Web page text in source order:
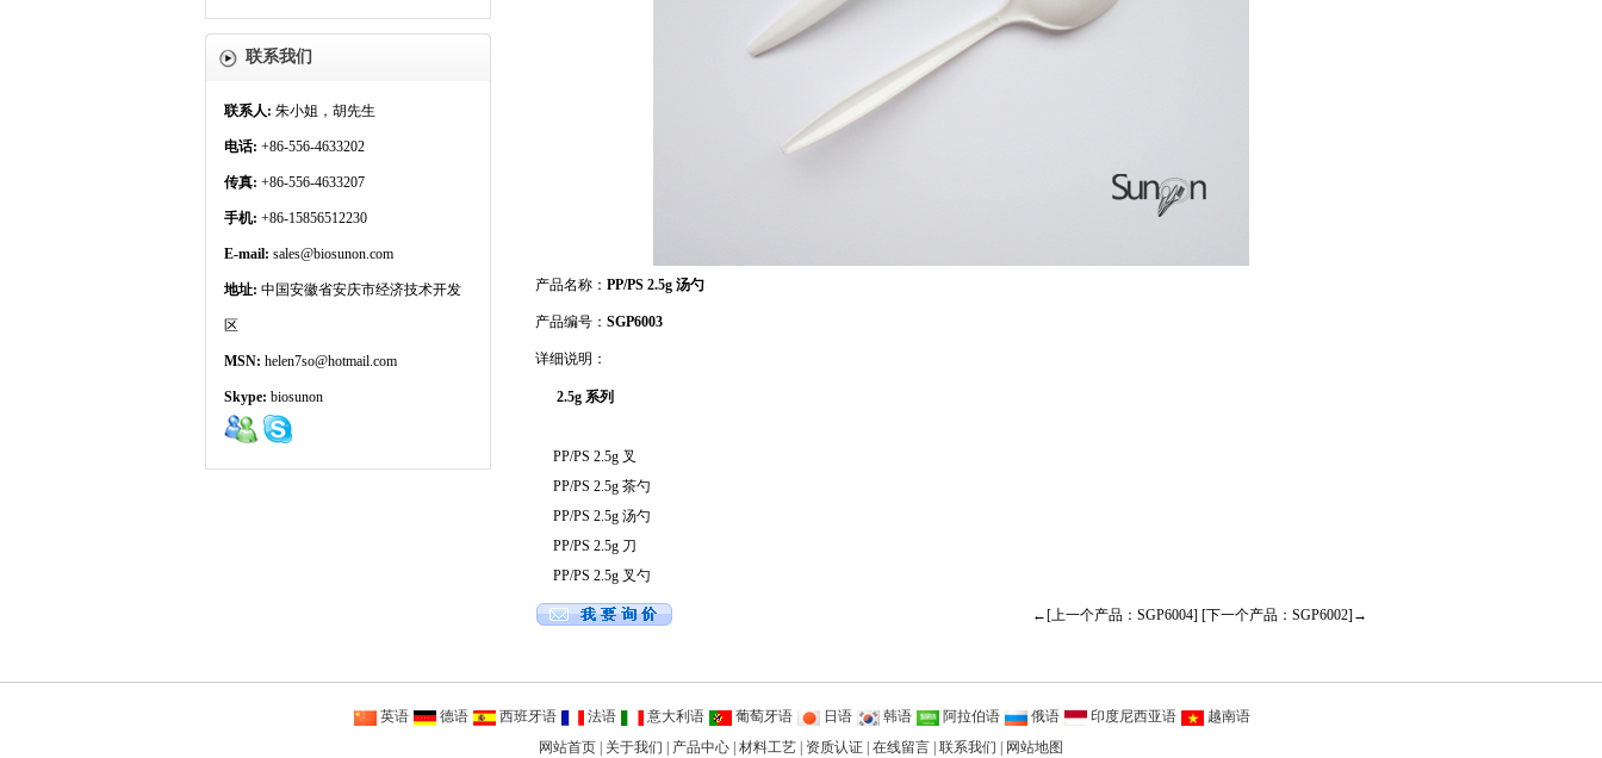
联系我们
联系人: 朱小姐，胡先生
电话: +86-556-4633202
传真: +86-556-4633207
手机: +86-15856512230
E-mail: sales@biosunon.com
地址: 中国安徽省安庆市经济技术开发
区
MSN: helen7so@hotmail.com
Skype: biosunon
产品名称： PP/PS 2.5g 汤勺
产品编号： SGP6003
详细说明：
2.5g 系列
PP/PS 2.5g 叉
PP/PS 2.5g 茶勺
PP/PS 2.5g 汤勺
PP/PS 2.5g 刀
PP/PS 2.5g 叉勺
←[上一个产品：SGP6004] [下一个产品：SGP6002]→
英语 德语 西班牙语 法语 意大利语 葡萄牙语 日语 韩语 阿拉伯语 俄语 印度尼西亚语
越南语
网站首页
关于我们 产品中心 材料工艺 资质认证 在线留言 联系我们 网站地图